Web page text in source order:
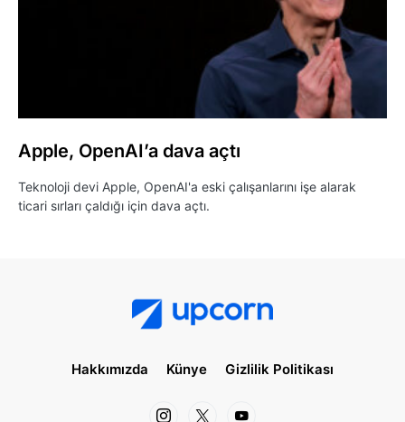
Apple, OpenAI’a dava açtı
Teknoloji devi Apple, OpenAI'a eski çalışanlarını işe alarak
ticari sırları çaldığı için dava açtı.
Hakkımızda Künye Gizlilik Politikası